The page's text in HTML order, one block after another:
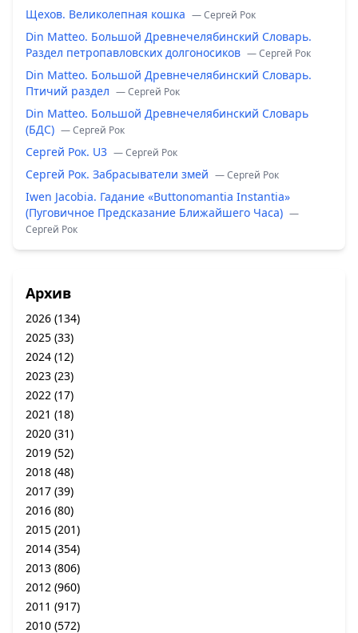
Щехов. Великолепная кошка — Сергей Рок
Din Matteo. Большой Древнечелябинский Словарь.
Раздел петропавловских долгоносиков — Сергей Рок
Din Matteo. Большой Древнечелябинский Словарь.
Птичий раздел — Сергей Рок
Din Matteo. Большой Древнечелябинский Словарь
(БДС) — Сергей Рок
Сергей Рок. U3 — Сергей Рок
Сергей Рок. Забрасыватели змей — Сергей Рок
Iwen Jacobia. Гадание «Buttonomantia Instantia»
(Пуговичное Предсказание Ближайшего Часа) —
Сергей Рок
Архив
2026 (134)
2025 (33)
2024 (12)
2023 (23)
2022 (17)
2021 (18)
2020 (31)
2019 (52)
2018 (48)
2017 (39)
2016 (80)
2015 (201)
2014 (354)
2013 (806)
2012 (960)
2011 (917)
2010 (572)